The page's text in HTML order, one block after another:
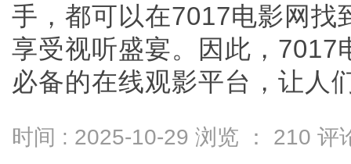
手，都可以在7017电影网找
享受视听盛宴。因此，7017
必备的在线观影平台，让人
时间 : 2025-10-29 浏览 ： 210 评